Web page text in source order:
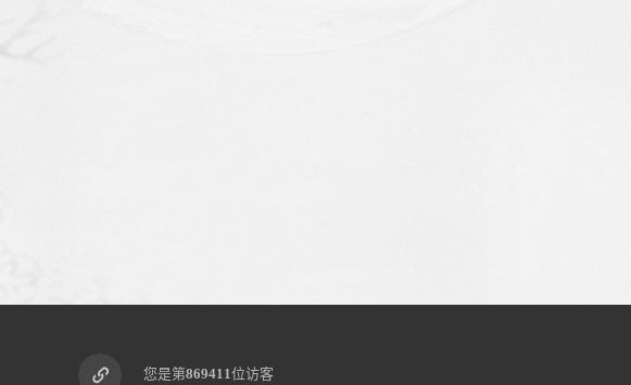
您是第869411位访客